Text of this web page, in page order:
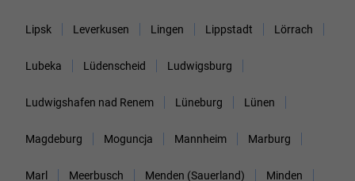
Lipsk Leverkusen Lingen Lippstadt Lörrach
Lubeka Lüdenscheid Ludwigsburg
Ludwigshafen nad Renem Lüneburg Lünen
Magdeburg Moguncja Mannheim Marburg
Marl Meerbusch Menden (Sauerland) Minden